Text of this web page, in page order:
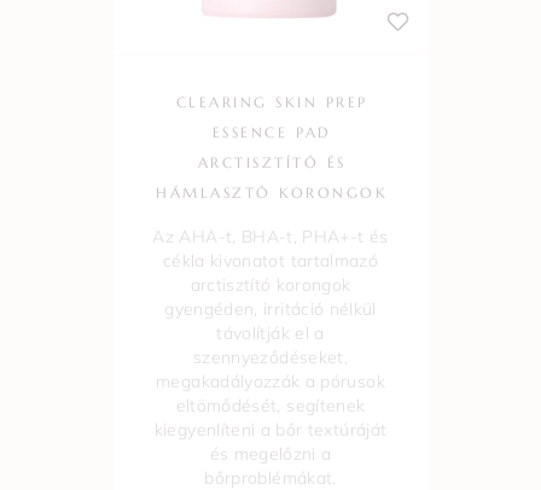
CLEARING SKIN PREP
ESSENCE PAD
ARCTISZTÍTÓ ÉS
HÁMLASZTÓ KORONGOK
Az AHA-t, BHA-t, PHA+-t és
cékla kivonatot tartalmazó
arctisztító korongok
gyengéden, irritáció nélkül
távolítják el a
szennyeződéseket,
megakadályozzák a pórusok
eltömődését, segítenek
kiegyenlíteni a bőr textúráját
és megelőzni a
bőrproblémákat.